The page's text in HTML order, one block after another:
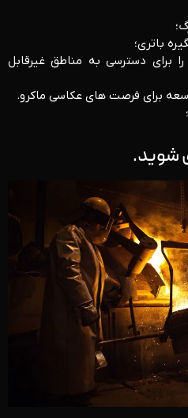
باتری؛
برای دسترسی به مناطق غیرقابل
برای فرصت های عکاسی ماکرو.
شوید.